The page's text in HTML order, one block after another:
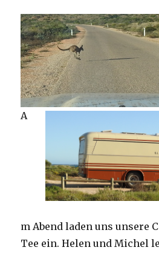
A
m Abend laden uns unsere
Tee ein. Helen und Michel